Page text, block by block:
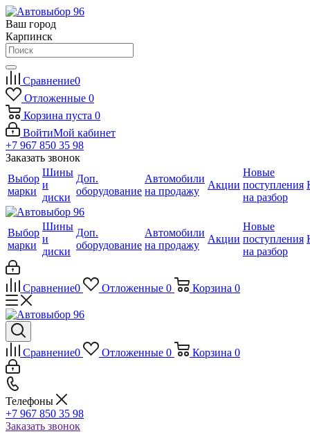
Ваш город
Карпинск
Сравнение0
Отложенные 0
Корзина пуста 0
ВойтиМой кабинет
+7 967 850 35 98
Заказать звонок
Выбор
марки
Шины
и
диски
Доп.
оборудование
Автомобили
на продажу
Акции
Новые
поступления
на разбор
Выбор
марки
Шины
и
диски
Доп.
оборудование
Автомобили
на продажу
Акции
Новые
поступления
на разбор
Сравнение0 Отложенные 0 Корзина 0
Сравнение0 Отложенные 0 Корзина 0
Телефоны
+7 967 850 35 98
Заказать звонок